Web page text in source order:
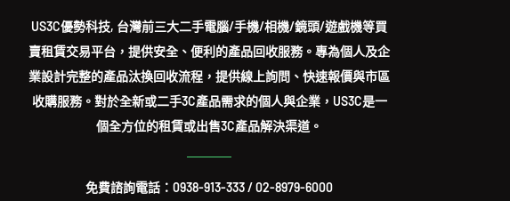
US3C優勢科技, 台灣前三大二手電腦/手機/相機/鏡頭/遊戲機等買
賣租賃交易平台，提供安全、便利的產品回收服務。專為個人及企
業設計完整的產品汰換回收流程，提供線上詢問、快速報價與市區
收購服務。對於全新或二手3C產品需求的個人與企業，US3C是一
個全方位的租賃或出售3C產品解決渠道。
免費諮詢電話：0938-913-333/02-8979-6000